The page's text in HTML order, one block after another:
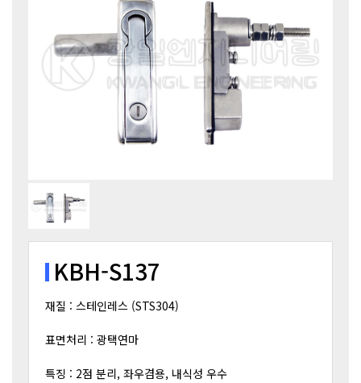
KBH-S137
재질 : 스테인레스 (STS304)
표면처리 : 광택연마
특징 : 2점 분리, 좌우겸용, 내식성 우수